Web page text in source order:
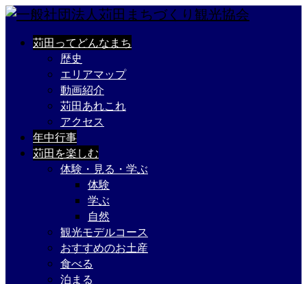
苅田ってどんなまち
歴史
エリアマップ
動画紹介
苅田あれこれ
アクセス
年中行事
苅田を楽しむ
体験・見る・学ぶ
体験
学ぶ
自然
観光モデルコース
おすすめのお土産
食べる
泊まる